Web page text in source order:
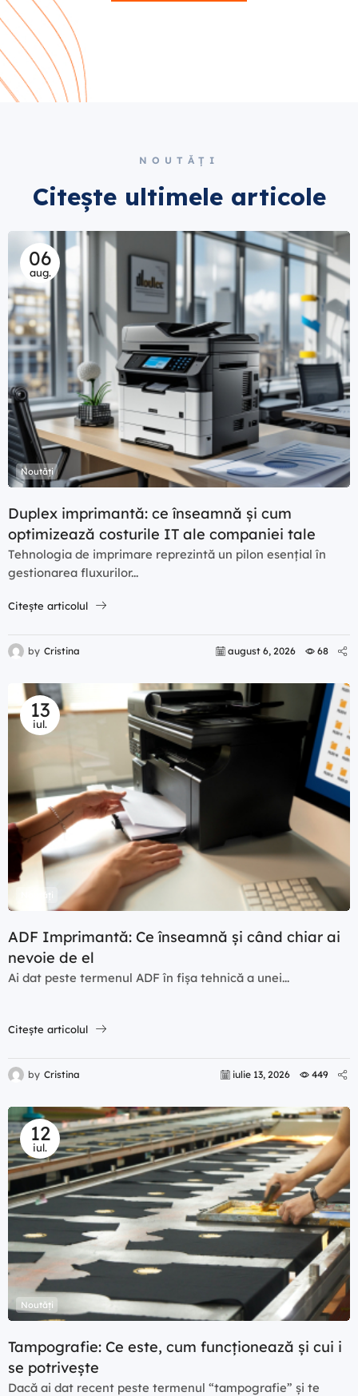
NOUTĂȚI
Citește ultimele articole
06
aug.
Noutăți
Duplex imprimantă: ce înseamnă și cum
optimizează costurile IT ale companiei tale
Tehnologia de imprimare reprezintă un pilon esențial în
gestionarea fluxurilor...
Citește articolul
by Cristina august 6, 2026 68
13
iul.
Noutăți
ADF Imprimantă: Ce înseamnă și când chiar ai
nevoie de el
Ai dat peste termenul ADF în fișa tehnică a unei...
Citește articolul
by Cristina iulie 13, 2026 449
12
iul.
Noutăți
Tampografie: Ce este, cum funcționează și cui i
se potrivește
Dacă ai dat recent peste termenul “tampografie” și te